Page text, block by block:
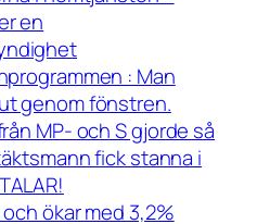
en
: Man
genom fönstren.
MP- och S gjorde så
fick stanna i
ökar med 3,2%